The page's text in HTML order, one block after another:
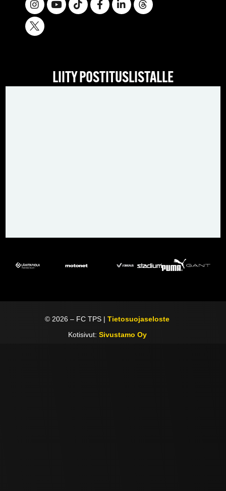
LIITY POSTITUSLISTALLE
©2026 – FC TPS |Tietosuojaseloste
Kotisivut: Sivustamo Oy